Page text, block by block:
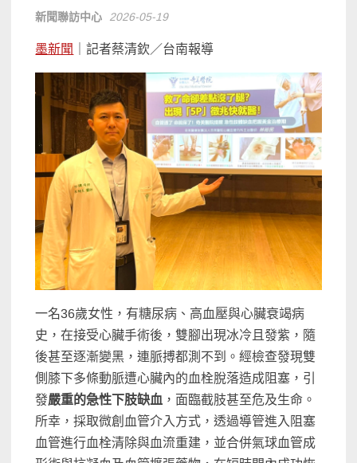
新聞聯訪中心 2026-05-19
墨新聞 ｜記者蔡清欽／台南報導
一名36歲女性，有糖尿病、高血壓與心臟衰竭病
史，在接受心臟手術後，雙腳出現冰冷且發紫，隨
後甚至逐漸變黑，連脈搏都測不到。經檢查發現雙
側膝下多條動脈遭心臟內的血栓脫落造成阻塞，引
發嚴重的急性下肢缺血 ，面臨截肢甚至危及生命。
所幸，採取微創血管介入方式，透過導管進入阻塞
血管進行血栓清除與血流重建，並合併氣球血管成